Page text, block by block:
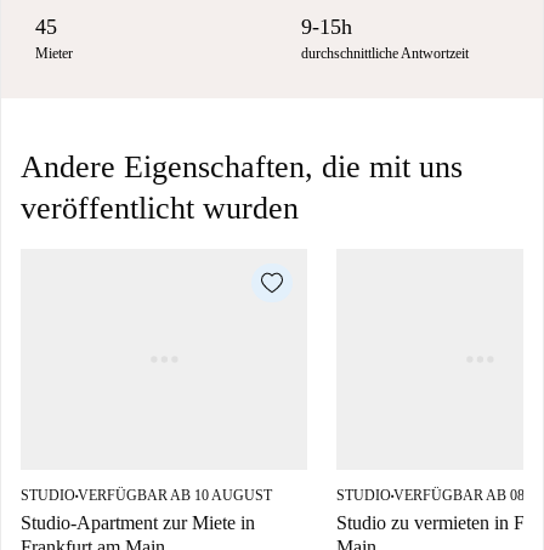
45
Mieter
9-15h
durchschnittliche Antwortzeit
Andere Eigenschaften, die mit uns
veröffentlicht wurden
STUDIO■VERFÜGBAR AB 10 AUGUST
Studio-Apartment zur Miete in
STUDIO■VERFÜGBAR AB 08
Studio zu vermieten in